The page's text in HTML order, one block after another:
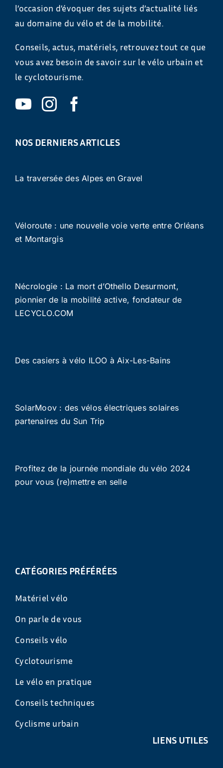
l’occasion d’évoquer des sujets d’actualité liés
au domaine du vélo et de la mobilité.
Conseils, actus, matériels, retrouvez tout ce que
vous avez besoin de savoir sur le vélo urbain et
le cyclotourisme.
NOS DERNIERS ARTICLES
La traversée des Alpes en Gravel
Véloroute : une nouvelle voie verte entre Orléans
et Montargis
Nécrologie : La mort d’Othello Desurmont,
pionnier de la mobilité active, fondateur de
LECYCLO.COM
Des casiers à vélo ILOO à Aix-Les-Bains
SolarMoov : des vélos électriques solaires
partenaires du Sun Trip
Profitez de la journée mondiale du vélo 2024
pour vous (re)mettre en selle
CATÉGORIES PRÉFÉRÉES
Matériel vélo
On parle de vous
Conseils vélo
Cyclotourisme
Le vélo en pratique
Conseils techniques
Cyclisme urbain
LIENS UTILES